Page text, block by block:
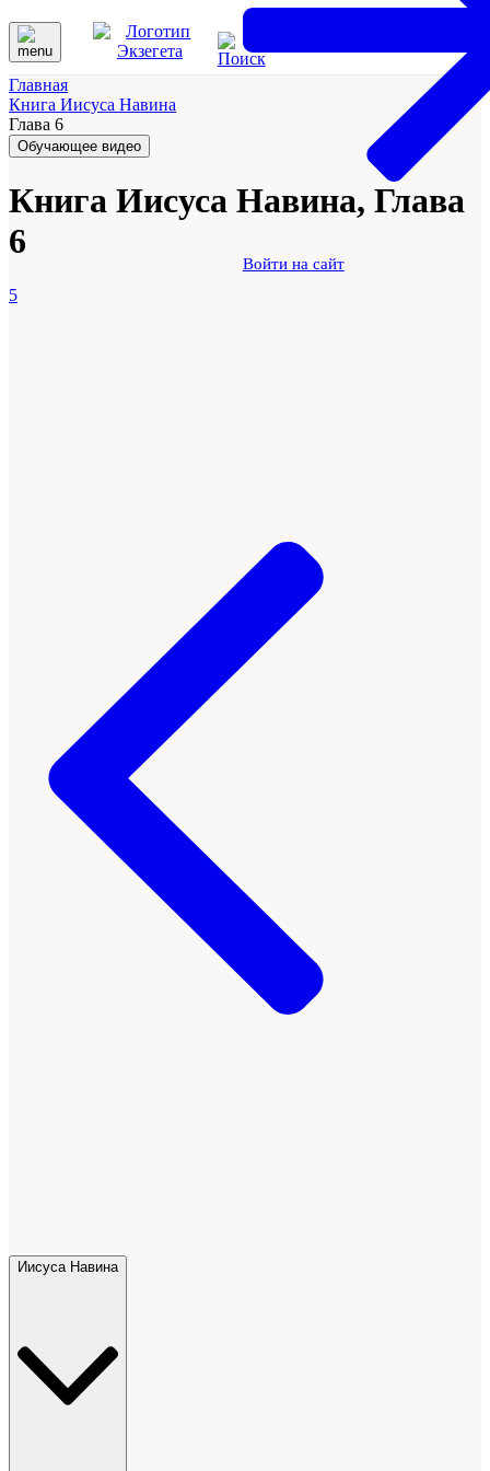
Войти на сайт
Главная
Книга Иисуса Навина
Глава 6
Обучающее видео
Книга Иисуса Навина, Глава
6
5
Иисуса Навина